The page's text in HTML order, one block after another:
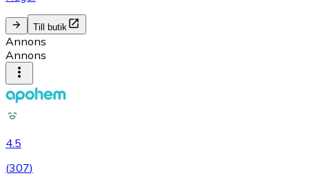
Till butik
Annons
Annons
4.5
(307)